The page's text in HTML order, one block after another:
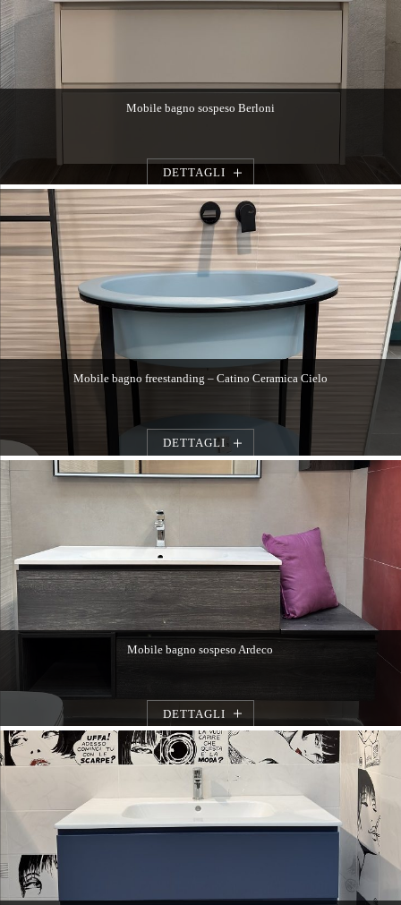
Mobile bagno sospeso Berloni
DETTAGLI
Mobile bagno freestanding – Catino Ceramica Cielo
DETTAGLI
Mobile bagno sospeso Ardeco
DETTAGLI